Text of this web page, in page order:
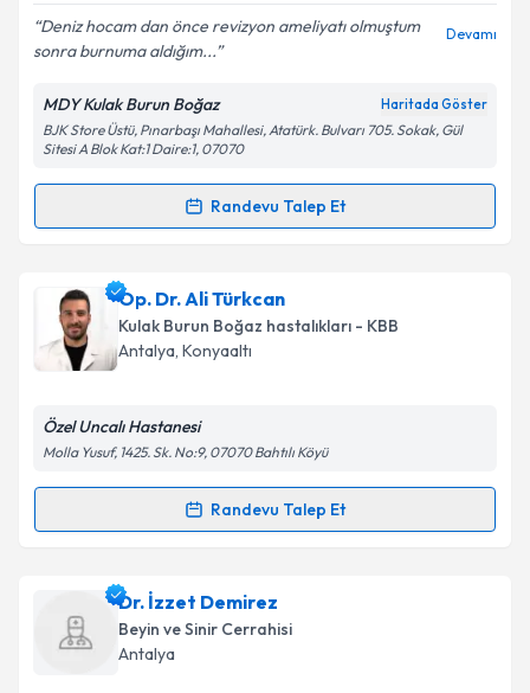
Kişisel verilerimin işlenmesine ilişkin
Aydınlatma
Metni'ni okudum ve kişisel verilerimin belirtilen
kapsamda işlenmesini kabul ediyorum.
Takvim Talebini Gönder
Deniz hocam dan önce revizyon ameliyatı olmuştum
sonra burnuma aldığım...
Devamı
MDY Kulak Burun Boğaz Haritada Göster
BJK Store Üstü, Pınarbaşı Mahallesi, Atatürk. Bulvarı 705. Sokak, Gül
Sitesi A Blok Kat:1 Daire:1, 07070
Randevu Talep Et
Randevu Takvimi Talebi
Prof. Dr. Mustafa Deniz Yılmaz
takvimi talebi oluşturun. Size bu uzmandan randevu
almanız için bir takvim hazırlandığında e-posta ile
bilgilendireceğiz.
Kişisel verilerimin işlenmesine ilişkinAydınlatma
kapsamda işlenmesini kabul ediyorum.
Op. Dr. Ali Türkcan
Kulak Burun Boğaz hastalıkları - KBB
Antalya, Konyaaltı
Özel Uncalı Hastanesi
Molla Yusuf, 1425. Sk. No:9, 07070 Bahtılı Köyü
Randevu Talep Et
Randevu Takvimi Talebi
Op. Dr. Ali Türkcaniçin randevu takvimi talebi
oluşturun. Size bu uzmandan randevu almanız için bir
takvim hazırlandığında e-posta ile bilgilendireceğiz.
Dr. İzzet Demirez
Beyin ve Sinir Cerrahisi
Antalya